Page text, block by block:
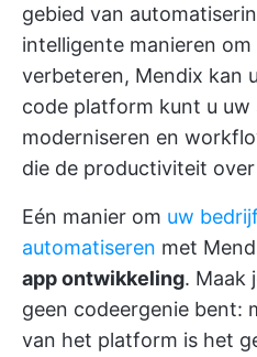
gebied van
intelligente manieren
verbeteren, Mendix kan
code platform kunt u uw
moderniseren en
die de productiviteit
Eén manier om uw
automatiseren met
app ontwikkeling. Maak
geen codeergenie bent:
van het platform is het